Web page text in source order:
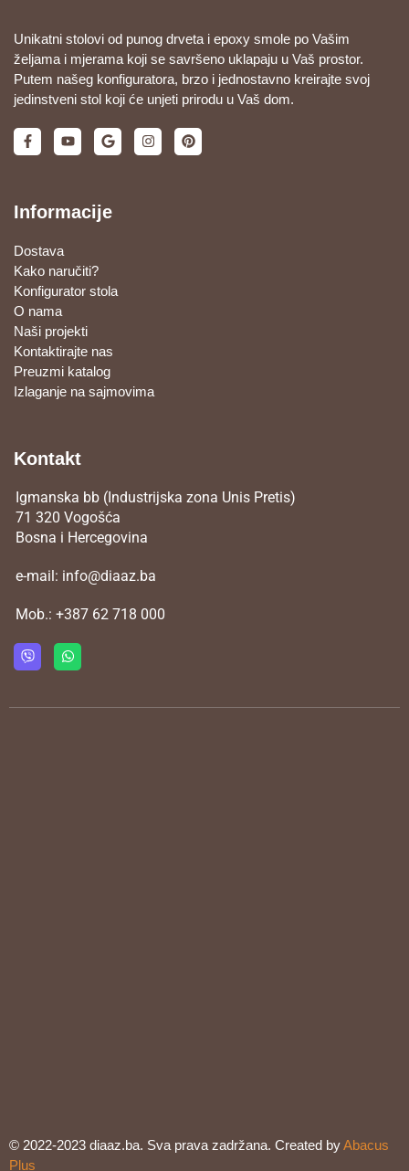
Unikatni stolovi od punog drveta i epoxy smole po Vašim
željama i mjerama koji se savršeno uklapaju u Vaš prostor.
Putem našeg konfiguratora, brzo i jednostavno kreirajte svoj
jedinstveni stol koji će unjeti prirodu u Vaš dom.
Informacije
Dostava
Kako naručiti?
Konfigurator stola
O nama
Naši projekti
Kontaktirajte nas
Preuzmi katalog
Izlaganje na sajmovima
Kontakt
Igmanska bb (Industrijska zona Unis Pretis)
71 320 Vogošća
Bosna i Hercegovina
e-mail: info@diaaz.ba
Mob.: +387 62 718 000
© 2022-2023 diaaz.ba. Sva prava zadržana. Created byAbacus
Plus